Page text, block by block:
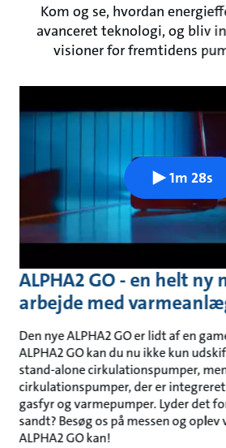
Kom og se, hvordan
avanceret teknologi, og bliv
visioner for fremtidens
1m 28s
ALPHA2 GO - en helt ny
arbejde med
Den nye ALPHA2 GO er lidt af en
ALPHA2 GO kan du nu ikke kun
stand-alone cirkulationspumper,
cirkulationspumper, der er
gasfyr og varmepumper. Lyder det
sandt? Besøg os på messen og oplev
ALPHA2 GO kan!